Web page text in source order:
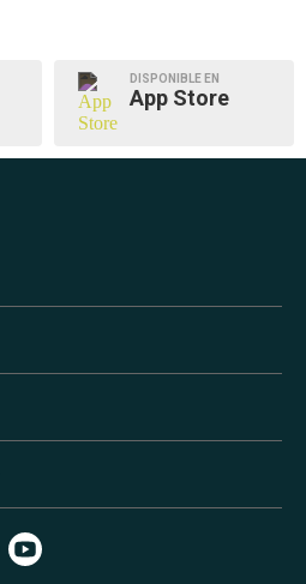
DISPONIBLE EN
App Store